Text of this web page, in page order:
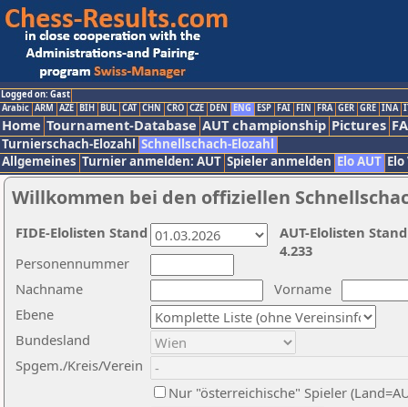
Logged on: Gast
Arabic ARM AZE BIH BUL CAT CHN CRO CZE DEN ENG ESP FAI FIN FRA GER GRE INA
Home Tournament-Database AUT championship Pictures
Turnierschach-Elozahl Schnellschach-Elozahl
Allgemeines Turnier anmelden: AUT Spieler anmelden Elo AUT
Willkommen bei den offiziellen
Nachname
Vorname
Ebene
Personennummer
Bundesland
Spgem./Kreis/Verein
Nur "österreichische" Spieler
AUT-Elolisten
4.233
FIDE-Elolisten Stand